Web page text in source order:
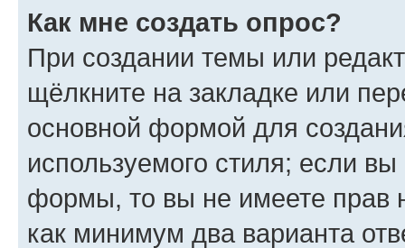
Как мне создать опрос?
При создании темы или
щёлкните на закладке или
основной формой для
используемого стиля; если
формы, то вы не имеете прав
как минимум два варианта